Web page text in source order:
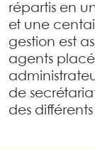
répartis en
et une
gestion est
agents
de
des